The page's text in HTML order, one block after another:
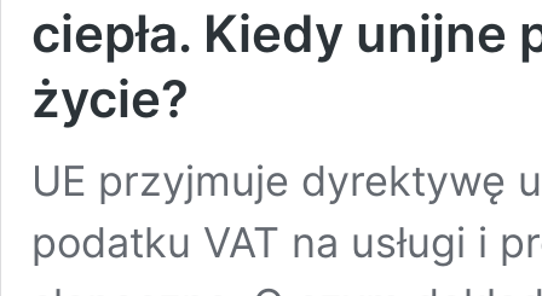
ciepła. Kiedy
życie?
UE przyjmuje dyrektywę
podatku VAT na usługi i